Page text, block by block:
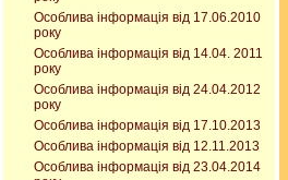
Особлива інформація від 17.06.2010
року
Особлива інформація від 14.04. 2011
року
Особлива інформація від 24.04.2012
року
Особлива інформація від 17.10.2013
Особлива інформація від 12.11.2013
Особлива інформація від 23.04.2014